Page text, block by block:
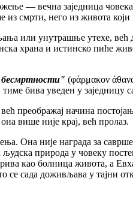
вечна заједница човека
смрти, него из живота који
унутрашње утехе, већ
храна и истинско пиће
бесмртности" (φάρμακον
бива уведен у
начина
више није крај, већ пролаз.
није награда за
природа у човеку
као болница живота, а
се сада доживљава у тајни